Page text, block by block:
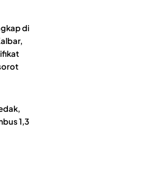
di
1,3